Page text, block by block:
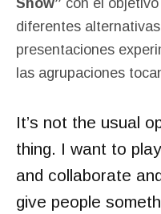
Show” con el
diferentes
presentaciones
las agrupaciones
It’s not the usual
thing. I want to
and collaborate
give people